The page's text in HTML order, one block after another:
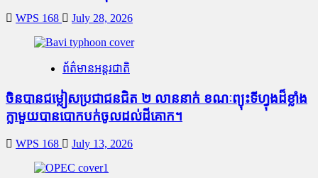
WPS 168 July 28, 2026
ព័ត៌មានអន្តរជាតិ
ចិនបានជម្លៀសប្រជាជនជិត ២ លាននាក់ ខណៈព្យុះទីហ្វុងដ៏ខ្លាំង
ក្លាមួយបានបោកបក់ចូលដល់ដីគោក។
WPS 168 July 13, 2026